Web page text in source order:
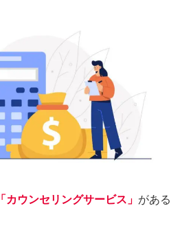
「カウンセリングサービス」 がある